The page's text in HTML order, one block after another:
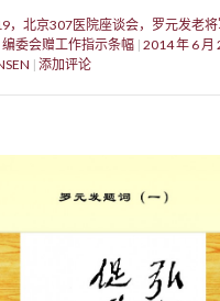
，北京307医院座谈会，罗元发老
编委会赠工作指示条幅 2014 年 6 月
添加评论